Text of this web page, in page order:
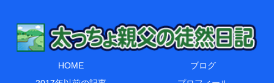
HOME
ブログ